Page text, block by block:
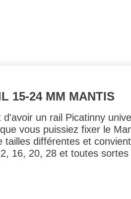
15-24 MM MANTIS
un rail Picatinny
vous puissiez fixer le
différentes et
16, 20, 28 et toutes